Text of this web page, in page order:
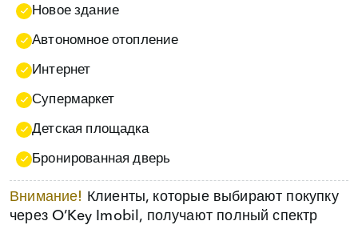
Новое здание
Автономное отопление
Интернет
Супермаркет
Детская площадка
Бронированная дверь
Внимание!
Клиенты, которые выбирают покупку
через O’Key Imobil, получают полный спектр